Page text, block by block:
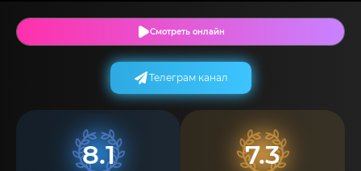
Смотреть онлайн
8.1 7.3
Телеграм канал